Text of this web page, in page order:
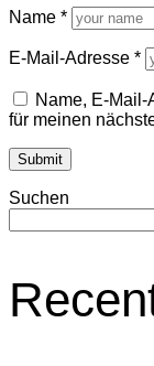
Name *
E-Mail-Adresse *
Name, E-
für meinen
Suchen